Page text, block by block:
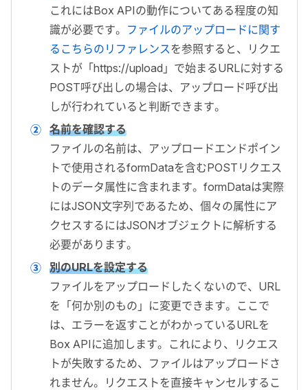
これにはBox APIの動作についてある程度の知
識が必要です。 ファイルのアップロードに関す
るこちらのリファレンスを参照すると、リクエ
ストが「https://upload 」で始まるURLに対する
POST呼び出しの場合は、アップロード呼び出
しが行われていると判断できます。
名前を確認する
ファイルの名前は、アップロードエンドポイン
トで使用されるformDataを含むPOST リクエス
トのデータ属性に含まれます。 formDataは実際
にはJSON文字列であるため、個々の属性にア
クセスするにはJSONオブジェクトに解析する
必要があります。
別のURLを設定する
ファイルをアップロードしたくないので、 URL
を「何か別のもの」に変更できます。ここで
は、エラーを返すことがわかっているURLを
Box API に追加します。これにより、リクエス
トが失敗するため、ファイルはアップロードさ
れません。リクエストを直接キャンセルするこ